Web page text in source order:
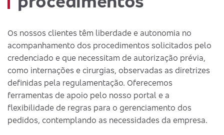
Os nossos clientes têm liberdade e autonomia no
acompanhamento dos procedimentos solicitados pelo
credenciado e que necessitam de autorização prévia,
como internações e cirurgias, observadas as diretrizes
definidas pela regulamentação. Oferecemos
ferramentas de apoio pelo nosso portal e a
flexibilidade de regras para o gerenciamento dos
pedidos, contemplando as necessidades da empresa.